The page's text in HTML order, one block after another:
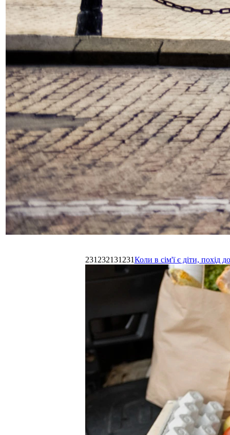
231232131231Коли в сім'ї є діти,